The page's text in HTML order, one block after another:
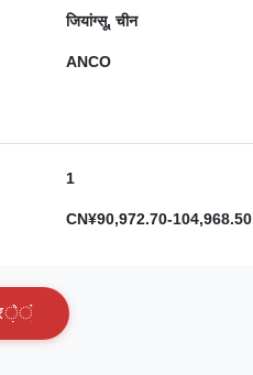
जियांग्सू, चीन
ANCO
1
CN¥90,972.70-104,968.50
ें